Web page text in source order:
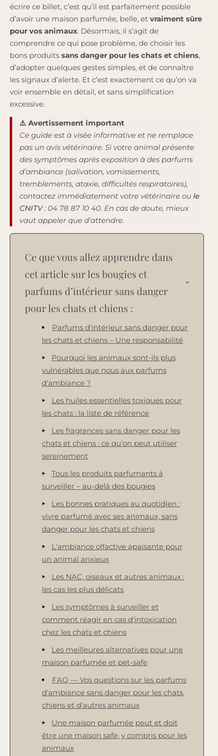
écrire ce billet, c’est qu’il est parfaitement possible
d’avoir une maison parfumée, belle, et vraiment sûre
pour vos animaux. Désormais, il s’agit de
comprendre ce qui pose problème, de choisir les
bons produits sans danger pour les chats et chiens,
d’adopter quelques gestes simples, et de connaître
les signaux d’alerte. Et c’est exactement ce qu’on va
voir ensemble en détail, et sans simplification
excessive.
⚠️ Avertissement important
Ce guide est à visée informative et ne remplace
pas un avis vétérinaire. Si votre animal présente
des symptômes après exposition à des parfums
d’ambiance (salivation, vomissements,
tremblements, ataxie, difficultés respiratoires),
contactez immédiatement votre vétérinaire ou le
CNITV: 04 78 87 10 40. En cas de doute, mieux
vaut appeler que d’attendre.
Ce que vous allez apprendre dans
cet article sur les bougies et
parfums d’intérieur sans danger
pour les chats et chiens :
Parfums d'intérieur sans danger pour
les chats et chiens – Une responsabilité
Pourquoi les animaux sont-ils plus
vulnérables que nous aux parfums
d'ambiance ?
Les huiles essentielles toxiques pour
les chats : la liste de référence
Les fragrances sans danger pour les
chats et chiens : ce qu'on peut utiliser
sereinement
Tous les produits parfumants à
surveiller – au-delà des bougies
Les bonnes pratiques au quotidien :
vivre parfumé avec ses animaux, sans
danger pour les chats et chiens
L'ambiance olfactive apaisante pour
un animal anxieux
Les NAC, oiseaux et autres animaux :
les cas les plus délicats
Les symptômes à surveiller et
comment réagir en cas d'intoxication
chez les chats et chiens
Les meilleures alternatives pour une
maison parfumée et pet-safe
FAQ — Vos questions sur les parfums
d'ambiance sans danger pour les chats,
chiens et d'autres animaux
Une maison parfumée peut et doit
être une maison safe, y compris pour les
animaux